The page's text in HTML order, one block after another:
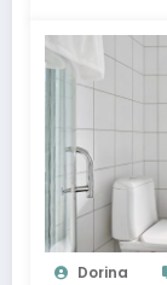
Dorina